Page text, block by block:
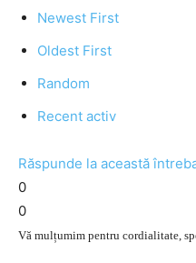
Newest First
Oldest First
Random
Recent activ
Răspunde la această
0
0
Vă mulțumim pentru cordialitate,